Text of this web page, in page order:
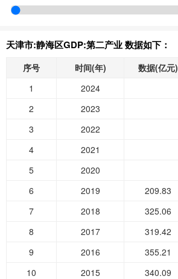
天津市:静海区GDP:第二产业 数据如下：
序号 时间(年) 数据(亿元)
1
2024
2
2023
3
2022
4
2021
5
2020
6
2019 209.83
7
2018 325.06
8
2017 319.42
9
2016 355.21
10
2015 340.09